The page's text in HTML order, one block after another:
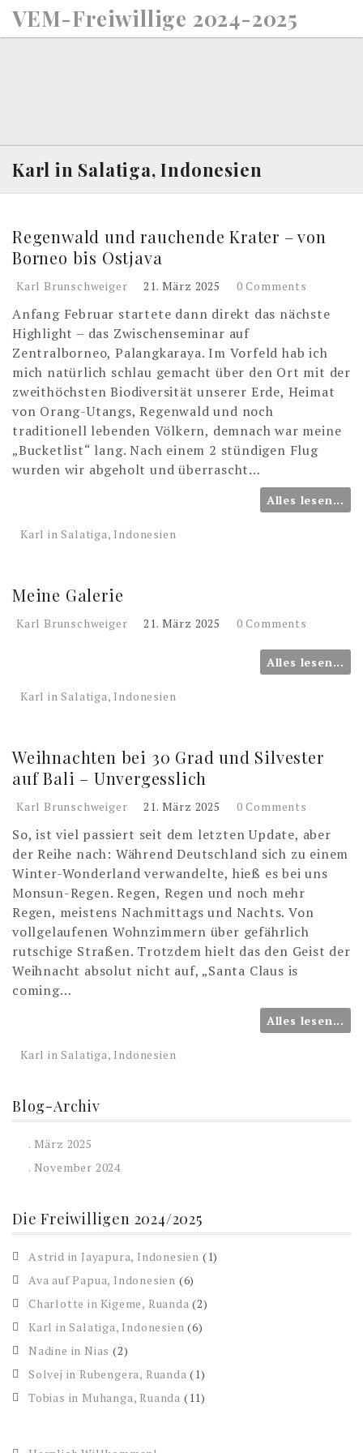
o
VEM-Freiwillige 2024-2025
Karl in Salatiga, Indonesien
Regenwald und rauchende Krater – von
Borneo bis Ostjava
Karl Brunschweiger 21. März 2025 0 Comments
Anfang Februar startete dann direkt das nächste
Highlight – das Zwischenseminar auf
Zentralborneo, Palangkaraya. Im Vorfeld hab ich
mich natürlich schlau gemacht über den Ort mit der
zweithöchsten Biodiversität unserer Erde, Heimat
von Orang-Utangs, Regenwald und noch
traditionell lebenden Völkern, demnach war meine
„Bucketlist“ lang. Nach einem 2 stündigen Flug
wurden wir abgeholt und überrascht…
Alles lesen...
Karl in Salatiga, Indonesien
Meine Galerie
Karl Brunschweiger 21. März 2025 0 Comments
Alles lesen...
Karl in Salatiga, Indonesien
Weihnachten bei 30 Grad und Silvester
auf Bali – Unvergesslich
Karl Brunschweiger 21. März 2025 0 Comments
So, ist viel passiert seit dem letzten Update, aber
der Reihe nach: Während Deutschland sich zu einem
Winter-Wonderland verwandelte, hieß es bei uns
Monsun-Regen. Regen, Regen und noch mehr
Regen, meistens Nachmittags und Nachts. Von
vollgelaufenen Wohnzimmern über gefährlich
rutschige Straßen. Trotzdem hielt das den Geist der
Weihnacht absolut nicht auf, „Santa Claus is
coming…
Alles lesen...
Karl in Salatiga, Indonesien
Blog-Archiv
. März 2025
. November 2024
Die Freiwilligen 2024/2025
Astrid in Jayapura, Indonesien (1)
Ava auf Papua, Indonesien (6)
Charlotte in Kigeme, Ruanda (2)
Karl in Salatiga, Indonesien (6)
Nadine in Nias (2)
Solvej in Rubengera, Ruanda (1)
Tobias in Muhanga, Ruanda (11)